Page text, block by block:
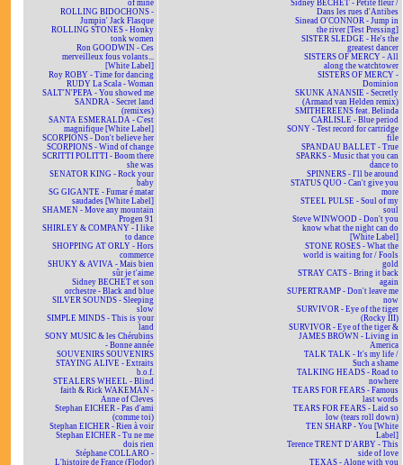
of mine
ROLLING BIDOCHONS -
Jumpin' Jack Flasque
ROLLING STONES - Honky
tonk women
Ron GOODWIN - Ces
merveilleux fous volants...
[White Label]
Roy ROBY - Time for dancing
RUDY La Scala - Woman
SALT'N'PEPA - You showed me
SANDRA - Secret land
(remixes)
SANTA ESMERALDA - C'est
magnifique [White Label]
SCORPIONS - Don't believe her
SCORPIONS - Wind of change
SCRITTI POLITTI - Boom there
she was
SENATOR KING - Rock your
baby
SG GIGANTE - Fumar é matar
saudades [White Label]
SHAMEN - Move any mountain
Progen 91
SHIRLEY & COMPANY - I like
to dance
SHOPPING AT ORLY - Hors
commerce
SHUKY & AVIVA - Mais bien
sûr je t'aime
Sidney BECHET et son
orchestre - Black and blue
SILVER SOUNDS - Sleeping
slow
SIMPLE MINDS - This is your
land
SONY MUSIC & les Chérubins
- Bonne année
SOUVENIRS SOUVENIRS
STAYING ALIVE - Extraits
b.o.f.
STEALERS WHEEL - Blind
faith & Rick WAKEMAN -
Anne of Cleves
Stephan EICHER - Pas d'ami
(comme toi)
Stephan EICHER - Rien à voir
Stephan EICHER - Tu ne me
dois rien
Stéphane COLLARO -
L'histoire de France (Flodor)
Sidney BECHET - Petite fleur /
Dans les rues d'Antibes
Sinead O'CONNOR - Jump in
the river [Test Pressing]
SISTER SLEDGE - He's the
greatest dancer
SISTERS OF MERCY - All
along the watchtower
SISTERS OF MERCY -
Dominion
SKUNK ANANSIE - Secretly
(Armand van Helden remix)
SMITHEREENS feat. Belinda
CARLISLE - Blue period
SONY - Test record for cartridge
file
SPANDAU BALLET - True
SPARKS - Music that you can
dance to
SPINNERS - I'll be around
STATUS QUO - Can't give you
more
STEEL PULSE - Soul of my
soul
Steve WINWOOD - Don't you
know what the night can do
[White Label]
STONE ROSES - What the
world is waiting for / Fools
gold
STRAY CATS - Bring it back
again
SUPERTRAMP - Don't leave me
now
SURVIVOR - Eye of the tiger
(Rocky III)
SURVIVOR - Eye of the tiger &
JAMES BROWN - Living in
America
TALK TALK - It's my life /
Such a shame
TALKING HEADS - Road to
nowhere
TEARS FOR FEARS - Famous
last words
TEARS FOR FEARS - Laid so
low (tears roll down)
TEN SHARP - You [White
Label]
Terence TRENT D'ARBY - This
side of love
TEXAS - Alone with you